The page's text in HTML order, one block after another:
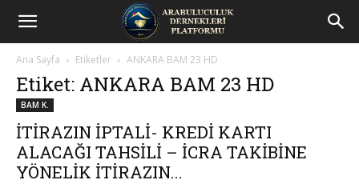
Arabuluculuk
Dernekleri
Ana Sayfa Etiketler ANKARA BAM 23 HD
Etiket: ANKARA BAM 23 HD
BAM K.
İTİRAZIN İPTALİ- KREDİ KARTI
ALACAĞI TAHSİLİ – İCRA TAKİBİNE
YÖNELİK İTİRAZIN...